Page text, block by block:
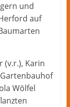
und
auf
(v.r.), Karin
Wölfel